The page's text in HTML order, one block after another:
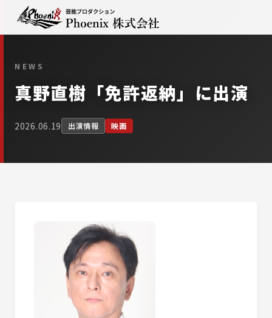
NEWS
真野直樹「免許返納」に出演
2026.06.19 出演情報 映画